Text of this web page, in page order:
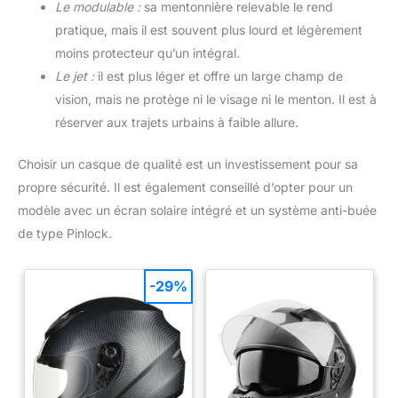
Le modulable :sa mentonnière relevable le rend
pratique, mais il est souvent plus lourd et légèrement
moins protecteur qu’un intégral.
Le jet :il est plus léger et offre un large champ de
vision, mais ne protège ni le visage ni le menton. Il est à
réserver aux trajets urbains à faible allure.
Choisir un casque de qualité est un investissement pour sa
propre sécurité. Il est également conseillé d’opter pour un
modèle avec un écran solaire intégré et un système anti-buée
de type Pinlock.
-29%